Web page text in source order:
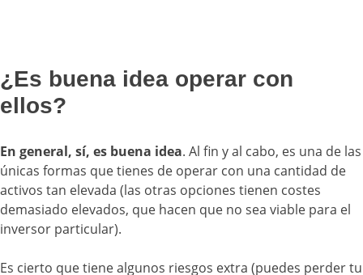
¿Es buena idea operar con
ellos?
En general, sí, es buena idea. Al fin y al cabo, es una de las
únicas formas que tienes de operar con una cantidad de
activos tan elevada (las otras opciones tienen costes
demasiado elevados, que hacen que no sea viable para el
inversor particular).
Es cierto que tiene algunos riesgos extra (puedes perder tu